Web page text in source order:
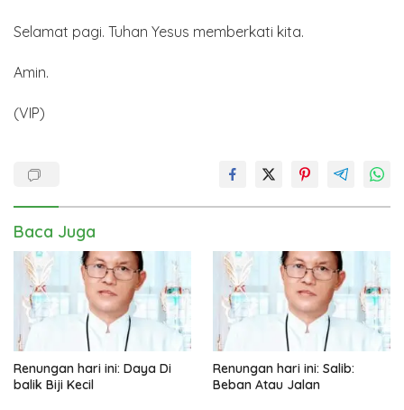
Selamat pagi. Tuhan Yesus memberkati kita.
Amin.
(VIP)
Baca Juga
Renungan hari ini: Daya Di
balik Biji Kecil
Renungan hari ini: Salib:
Beban Atau Jalan